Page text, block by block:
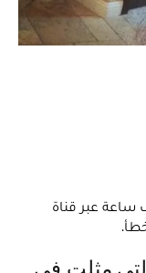
ساعة عبر قناة